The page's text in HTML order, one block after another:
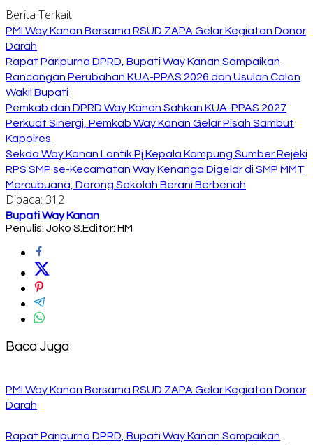
Berita Terkait
PMI Way Kanan Bersama RSUD ZAPA Gelar Kegiatan Donor
Darah
Rapat Paripurna DPRD, Bupati Way Kanan Sampaikan
Rancangan Perubahan KUA-PPAS 2026 dan Usulan Calon
Wakil Bupati
Pemkab dan DPRD Way Kanan Sahkan KUA-PPAS 2027
Perkuat Sinergi, Pemkab Way Kanan Gelar Pisah Sambut
Kapolres
Sekda Way Kanan Lantik Pj Kepala Kampung Sumber Rejeki
RPS SMP se-Kecamatan Way Kenanga Digelar di SMP MMT
Mercubuana, Dorong Sekolah Berani Berbenah
Dibaca: 312
Bupati Way Kanan
Penulis: Joko S. Editor: HM
Baca Juga
PMI Way Kanan Bersama RSUD ZAPA Gelar Kegiatan Donor
Darah
Rapat Paripurna DPRD, Bupati Way Kanan Sampaikan